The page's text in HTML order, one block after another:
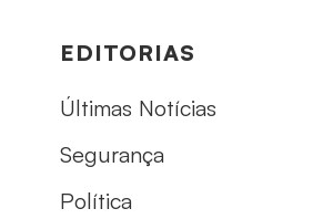
EDITORIAS
Últimas Notícias
Segurança
Política